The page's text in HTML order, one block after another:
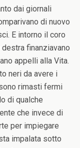
dai giornali
di nuovo
E intorno il coro
finanziavano
appelli alla Vita.
neri da avere i
rimasti fermi
di qualche
che invece di
per impiegare
impalata sotto